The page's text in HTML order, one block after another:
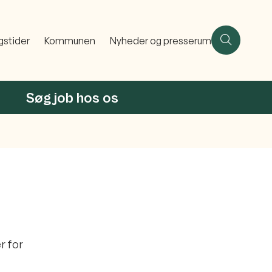
Kommunen Nyheder og presserum
Søg job hos os
for